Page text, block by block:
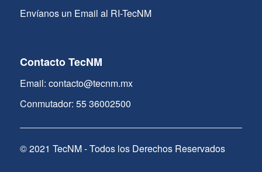
Envíanos un Email al RI-TecNM
Contacto TecNM
Email: contacto@tecnm.mx
Conmutador: 55 36002500
© 2021 TecNM - Todos los Derechos Reservados